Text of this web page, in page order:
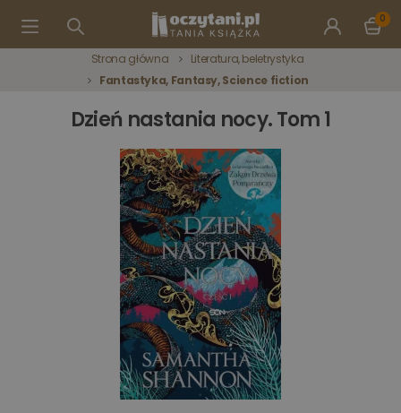
0
Strona główna
Literatura, beletrystyka
Fantastyka, Fantasy, Science fiction
Dzień nastania nocy. Tom 1